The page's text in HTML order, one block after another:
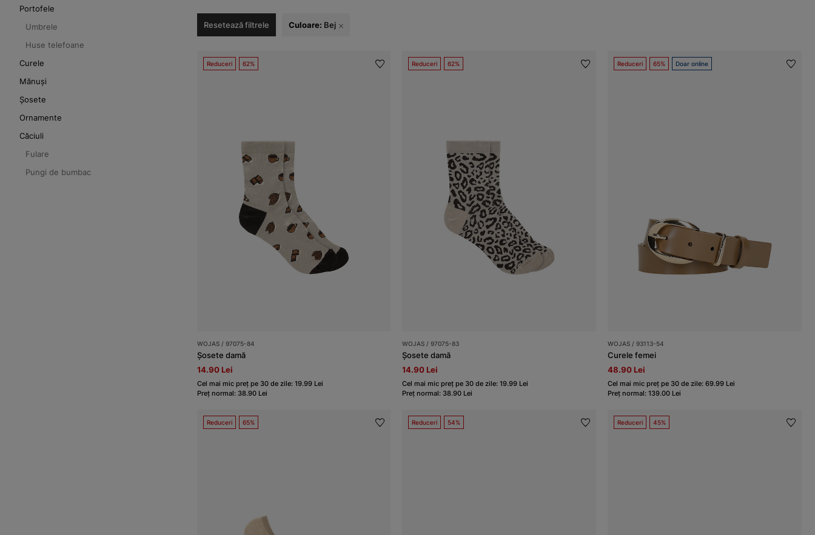
Portofele
Umbrele
Huse telefoane
Curele
Mănuși
Șosete
Ornamente
Căciuli
Fulare
Pungi de bumbac
Resetează filtrele Culoare: Bej
Reduceri 62%
WOJAS / 97075-84
Șosete damă
14.90 Lei
Cel mai mic preț pe 30 de zile: 19.99 Lei
Preț normal: 38.90 Lei
Reduceri 62%
WOJAS / 97075-83
Șosete damă
14.90 Lei
Cel mai mic preț pe 30 de zile: 19.99 Lei
Preț normal: 38.90 Lei
Reduceri 65% Doar online
WOJAS / 93113-54
Curele femei
48.90 Lei
Cel mai mic preț pe 30 de zile: 69.99 Lei
Preț normal: 139.00 Lei
Reduceri 65% Reduceri 54% Reduceri 45%